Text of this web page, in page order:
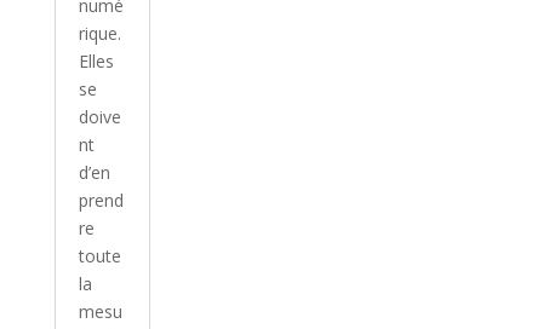
numé
rique.
Elles
se
doive
nt
d’en
prend
re
toute
la
mesu